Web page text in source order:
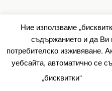
Mobile
All content
Ние използваме
съдържанието и да Ви
потребителско изживяване.
уебсайта, автоматично се
„бисквитки“